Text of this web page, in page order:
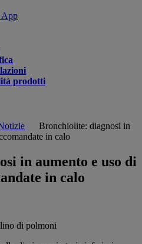
App
prodotti
Bronchiolite: diagnosi in
in calo
in aumento e uso di
in calo